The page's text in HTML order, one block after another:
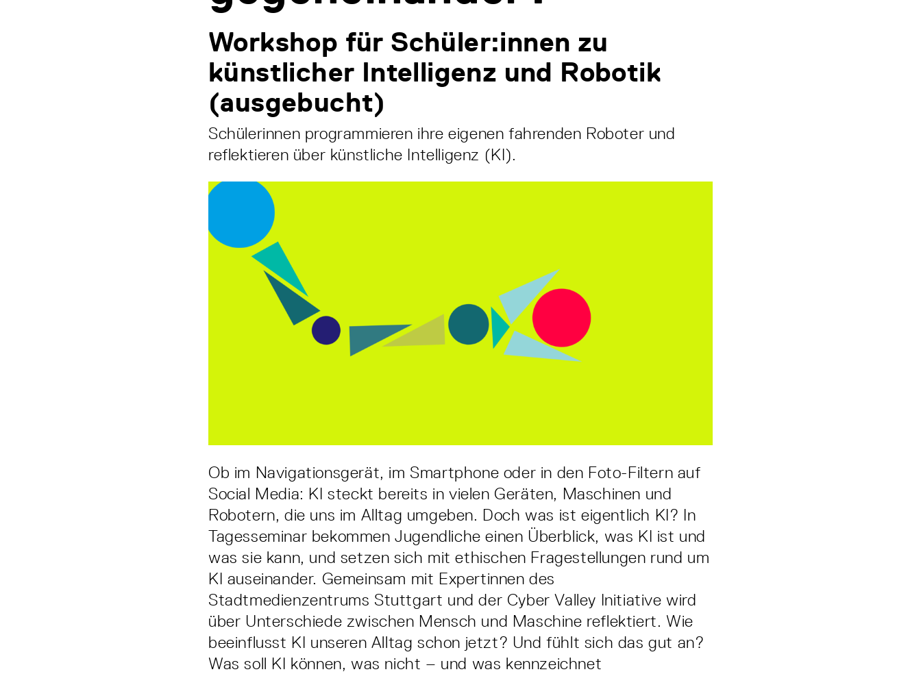
Workshop für Schüler:innen zu
künstlicher Intelligenz und Robotik
(ausgebucht)
Schülerinnen programmieren ihre eigenen fahrenden Roboter und
reflektieren über künstliche Intelligenz (KI).
Ob im Navigationsgerät, im Smartphone oder in den Foto-Filtern auf
Social Media: KI steckt bereits in vielen Geräten, Maschinen und
Robotern, die uns im Alltag umgeben. Doch was ist eigentlich KI? In
Tagesseminar bekommen Jugendliche einen Überblick, was KI ist und
was sie kann, und setzen sich mit ethischen Fragestellungen rund um
KI auseinander. Gemeinsam mit Expertinnen des
Stadtmedienzentrums Stuttgart und der Cyber Valley Initiative wird
über Unterschiede zwischen Mensch und Maschine reflektiert. Wie
beeinflusst KI unseren Alltag schon jetzt? Und fühlt sich das gut an?
Was soll KI können, was nicht – und was kennzeichnet